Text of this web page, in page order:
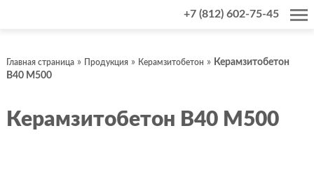
+7 (812) 602-75-45
Главная страница» Продукция» Керамзитобетон » Керамзитобетон
В40 М500
Керамзитобетон В40 М500